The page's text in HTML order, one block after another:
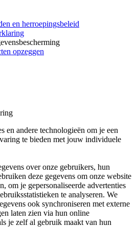
en herroepingsbeleid
opzeggen
en andere technologieën om je een
te bieden met jouw individuele
over onze gebruikers, hun
deze gegevens om onze website
om je gepersonaliseerde advertenties
te analyseren. We
ook synchroniseren met externe
laten zien via hun online
je zelf al gebruik maakt van hun